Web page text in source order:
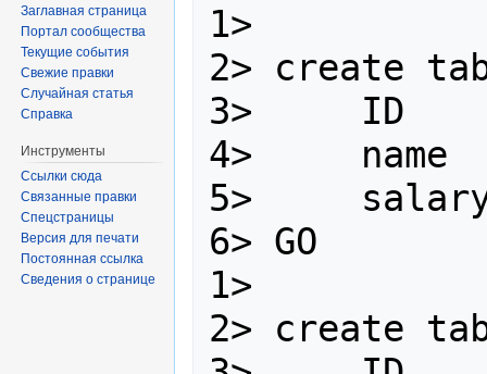
1>
2> create
3>     ID
4>
5>
6> GO
1>
2> create
Заглавная страница
Портал сообщества
Текущие события
Свежие правки
Случайная статья
Справка
Инструменты
Ссылки сюда
Связанные правки
Спецстраницы
Версия для печати
Постоянная ссылка
Сведения о странице